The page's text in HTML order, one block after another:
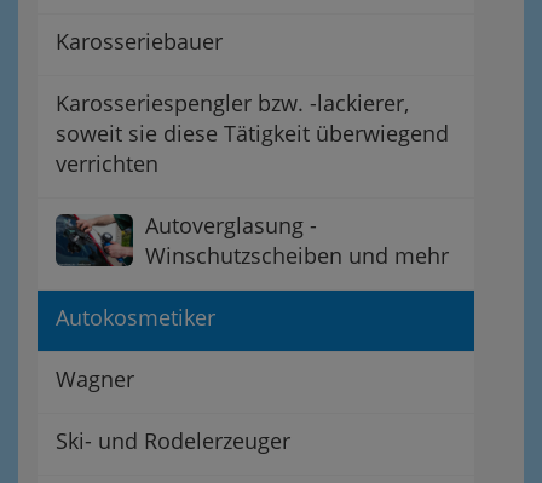
Karosseriebauer
Karosseriespengler bzw. -lackierer,
soweit sie diese Tätigkeit überwiegend
verrichten
Autoverglasung -
Winschutzscheiben und mehr
Autokosmetiker
Wagner
Ski- und Rodelerzeuger